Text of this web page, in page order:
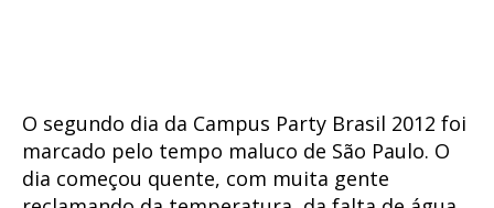
O segundo dia da Campus Party Brasil 2012 foi
marcado pelo tempo maluco de São Paulo. O
dia começou quente, com muita gente